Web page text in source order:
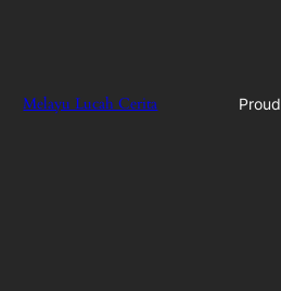
Melayu Lucah Cerita